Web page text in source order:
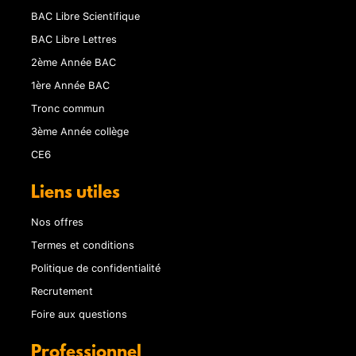
BAC Libre Scientifique
BAC Libre Lettres
2ème Année BAC
1ère Année BAC
Tronc commun
3ème Année collège
CE6
Liens utiles
Nos offres
Termes et conditions
Politique de confidentialité
Recrutement
Foire aux questions